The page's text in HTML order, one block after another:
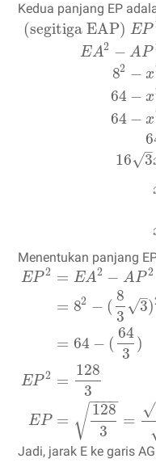
Kedua panjang EP
(segitiga EAP) EP
EA2 − A P
82 − x
64 − x
64 − x
16
3
–
√
Menentukan panjang
EP 2
EP 2
EP
= EA2 − AP 2
= 82 − (
8
3
3
–
√ )
= 64 − (
64
3
)
=
128
3
=
128
3
− −
−−
√ =
√
Jadi, jarak E ke garis